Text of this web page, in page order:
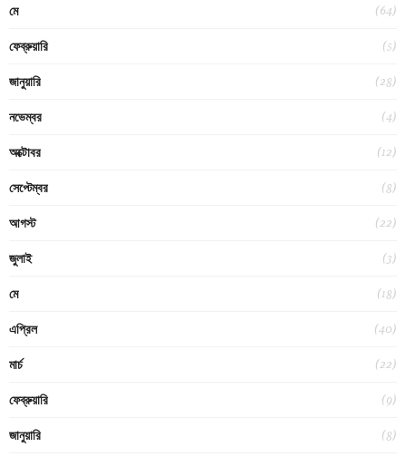
মে (64)
ফেব্রুয়ারি (5)
জানুয়ারি (28)
নভেম্বর (4)
অক্টোবর (12)
সেপ্টেম্বর (8)
আগস্ট (22)
জুলাই (3)
মে (18)
এপ্রিল (40)
মার্চ (22)
ফেব্রুয়ারি (9)
জানুয়ারি (8)